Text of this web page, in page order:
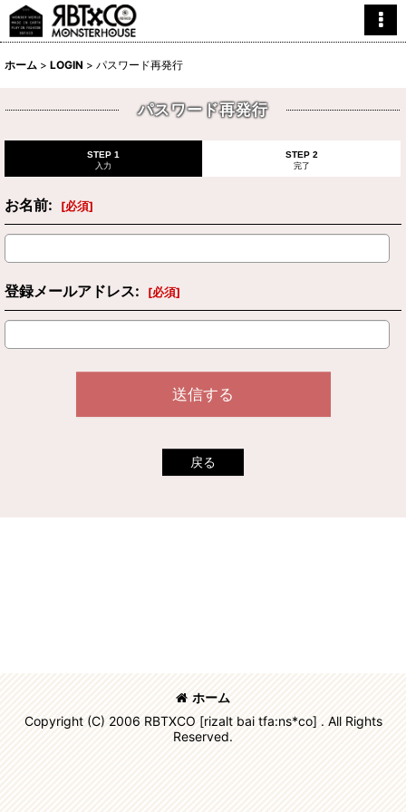
ホーム > LOGIN > パスワード再発行
パスワード再発行
STEP 1
入力
STEP 2
完了
お名前: [必須]
登録メールアドレス: [必須]
送信する
戻る
ホーム
Copyright (C) 2006 RBTXCO [rizalt bai tfa:ns*co] . All Rights
Reserved.